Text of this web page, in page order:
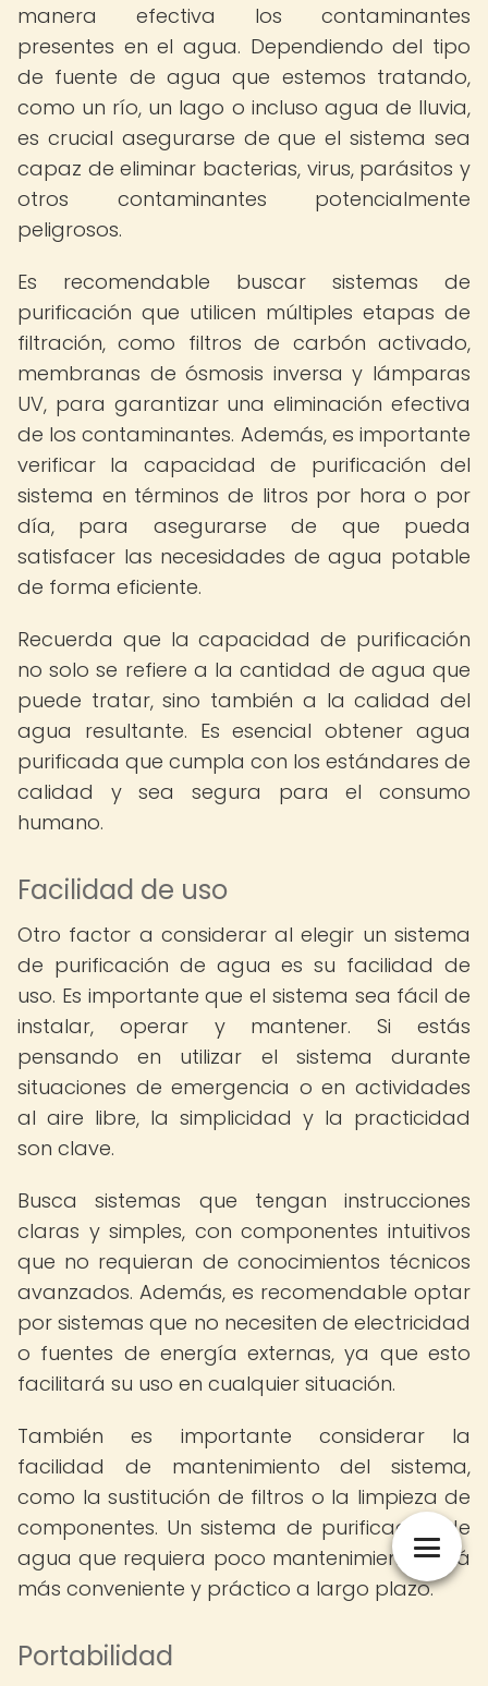
manera efectiva los contaminantes
presentes en el agua. Dependiendo del tipo
de fuente de agua que estemos tratando,
como un río, un lago o incluso agua de lluvia,
es crucial asegurarse de que el sistema sea
capaz de eliminar bacterias, virus, parásitos y
otros contaminantes potencialmente
peligrosos.
Es recomendable buscar sistemas de
purificación que utilicen múltiples etapas de
filtración, como filtros de carbón activado,
membranas de ósmosis inversa y lámparas
UV, para garantizar una eliminación efectiva
de los contaminantes. Además, es importante
verificar la capacidad de purificación del
sistema en términos de litros por hora o por
día, para asegurarse de que pueda
satisfacer las necesidades de agua potable
de forma eficiente.
Recuerda que la capacidad de purificación
no solo se refiere a la cantidad de agua que
puede tratar, sino también a la calidad del
agua resultante. Es esencial obtener agua
purificada que cumpla con los estándares de
calidad y sea segura para el consumo
humano.
Facilidad de uso
Otro factor a considerar al elegir un sistema
de purificación de agua es su facilidad de
uso. Es importante que el sistema sea fácil de
instalar, operar y mantener. Si estás
pensando en utilizar el sistema durante
situaciones de emergencia o en actividades
al aire libre, la simplicidad y la practicidad
son clave.
Busca sistemas que tengan instrucciones
claras y simples, con componentes intuitivos
que no requieran de conocimientos técnicos
avanzados. Además, es recomendable optar
por sistemas que no necesiten de electricidad
o fuentes de energía externas, ya que esto
facilitará su uso en cualquier situación.
También es importante considerar la
facilidad de mantenimiento del sistema,
como la sustitución de filtros o la limpieza de
componentes. Un sistema de purificación de
agua que requiera poco mantenimiento será
más conveniente y práctico a largo plazo.
Portabilidad